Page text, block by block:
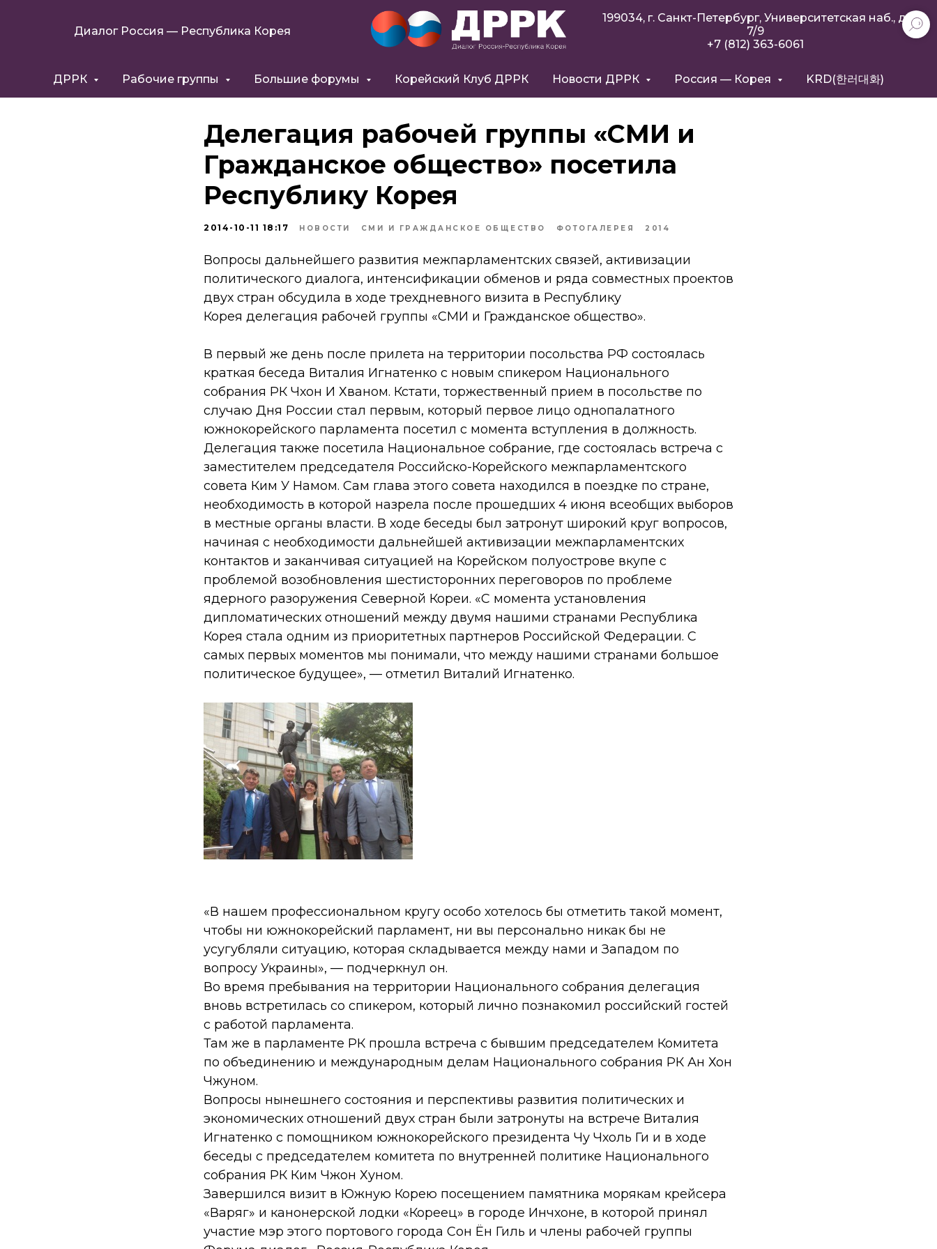
Диалог Россия — Республика Корея
199034, г. Санкт-Петербург, Университетская наб., д.
7/9
+7 (812) 363-6061
ДРРК Рабочие группы Большие форумы Корейский Клуб ДРРК Новости ДРРК Россия — Корея KRD(한러대화)
Делегация рабочей группы «СМИ и
Гражданское общество» посетила
Республику Корея
2014-10-11 18:17 НОВОСТИ СМИ И ГРАЖДАНСКОЕ ОБЩЕСТВО ФОТОГАЛЕРЕЯ 2014
Вопросы дальнейшего развития межпарламентских связей, активизации
политического диалога, интенсификации обменов и ряда совместных проектов
двух стран обсудила в ходе трехдневного визита в Республику
Корея делегация рабочей группы «СМИ и Гражданское общество».
В первый же день после прилета на территории посольства РФ состоялась
краткая беседа Виталия Игнатенко с новым спикером Национального
собрания РК Чхон И Хваном. Кстати, торжественный прием в посольстве по
случаю Дня России стал первым, который первое лицо однопалатного
южнокорейского парламента посетил с момента вступления в должность.
Делегация также посетила Национальное собрание, где состоялась встреча с
заместителем председателя Российско-Корейского межпарламентского
совета Ким У Намом. Сам глава этого совета находился в поездке по стране,
необходимость в которой назрела после прошедших 4 июня всеобщих выборов
в местные органы власти. В ходе беседы был затронут широкий круг вопросов,
начиная с необходимости дальнейшей активизации межпарламентских
контактов и заканчивая ситуацией на Корейском полуострове вкупе с
проблемой возобновления шестисторонних переговоров по проблеме
ядерного разоружения Северной Кореи. «С момента установления
дипломатических отношений между двумя нашими странами Республика
Корея стала одним из приоритетных партнеров Российской Федерации. С
самых первых моментов мы понимали, что между нашими странами большое
политическое будущее», — отметил Виталий Игнатенко.
«В нашем профессиональном кругу особо хотелось бы отметить такой момент,
чтобы ни южнокорейский парламент, ни вы персонально никак бы не
усугубляли ситуацию, которая складывается между нами и Западом по
вопросу Украины», — подчеркнул он.
Во время пребывания на территории Национального собрания делегация
вновь встретилась со спикером, который лично познакомил российский гостей
с работой парламента.
Там же в парламенте РК прошла встреча с бывшим председателем Комитета
по объединению и международным делам Национального собрания РК Ан Хон
Чжуном.
Вопросы нынешнего состояния и перспективы развития политических и
экономических отношений двух стран были затронуты на встрече Виталия
Игнатенко с помощником южнокорейского президента Чу Чхоль Ги и в ходе
беседы с председателем комитета по внутренней политике Национального
собрания РК Ким Чжон Хуном.
Завершился визит в Южную Корею посещением памятника морякам крейсера
«Варяг» и канонерской лодки «Кореец» в городе Инчхоне, в которой принял
участие мэр этого портового города Сон Ён Гиль и члены рабочей группы